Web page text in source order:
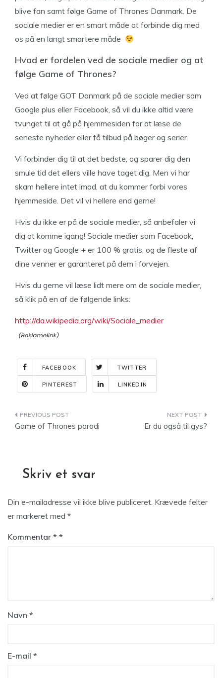
blive fan samt følge Game of Thrones Danmark. De
sociale medier er en smart måde at forbinde dig med
os på en langt smartere måde
Hvad er fordelen ved de sociale medier og at
følge Game of Thrones?
Ved at følge GOT Danmark på de sociale medier som
Google plus eller Facebook, så vil du ikke altid være
tvunget til at gå på hjemmesiden for at læse de
seneste nyheder eller få tilbud på bøger og serier.
Vi forbinder dig til at det bedste, og sparer dig den
smule tid det ellers ville have taget dig. Men vi har
skam hellere intet imod, at du kommer forbi vores
hjemmeside. Det vil vi hellere end gerne!
Hvis du ikke er på de sociale medier, så anbefaler vi
dig at komme igang! Sociale medier som Facebook,
Twitter og Google + er 100 % gratis, og de fleste af
dine venner er garanteret på dem i forvejen.
Hvis du gerne vil læse lidt mere om de sociale medier,
så klik på en af de følgende links:
http://da.wikipedia.org/wiki/Sociale_medier
FACEBOOK TWITTER
PINTEREST LINKEDIN
Indlægsnavigation
Game of Thrones parodi Er du også til gys?
Skriv et svar
Din e-mailadresse vil ikke blive publiceret. Krævede felter
er markeret med *
Kommentar *
Navn *
E-mail *